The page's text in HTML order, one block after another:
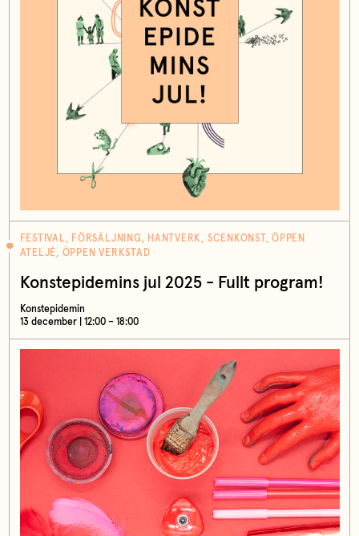
FESTIVAL, FÖRSÄLJNING, HANTVERK, SCENKONST, ÖPPEN
ATELJÉ, ÖPPEN VERKSTAD
Konstepidemins jul 2025 - Fullt program!
Konstepidemin
13 december | 12:00 – 18:00